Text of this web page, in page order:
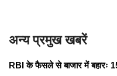
अन्य प्रमुख खबरें
RBI के फैसले से बाजार में बहारः